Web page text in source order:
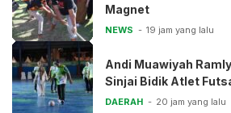
Magnet
NEWS 19 jam yang lalu
Andi Muawiyah
Sinjai Bidik Atlet
DAERAH 20 jam yang lalu